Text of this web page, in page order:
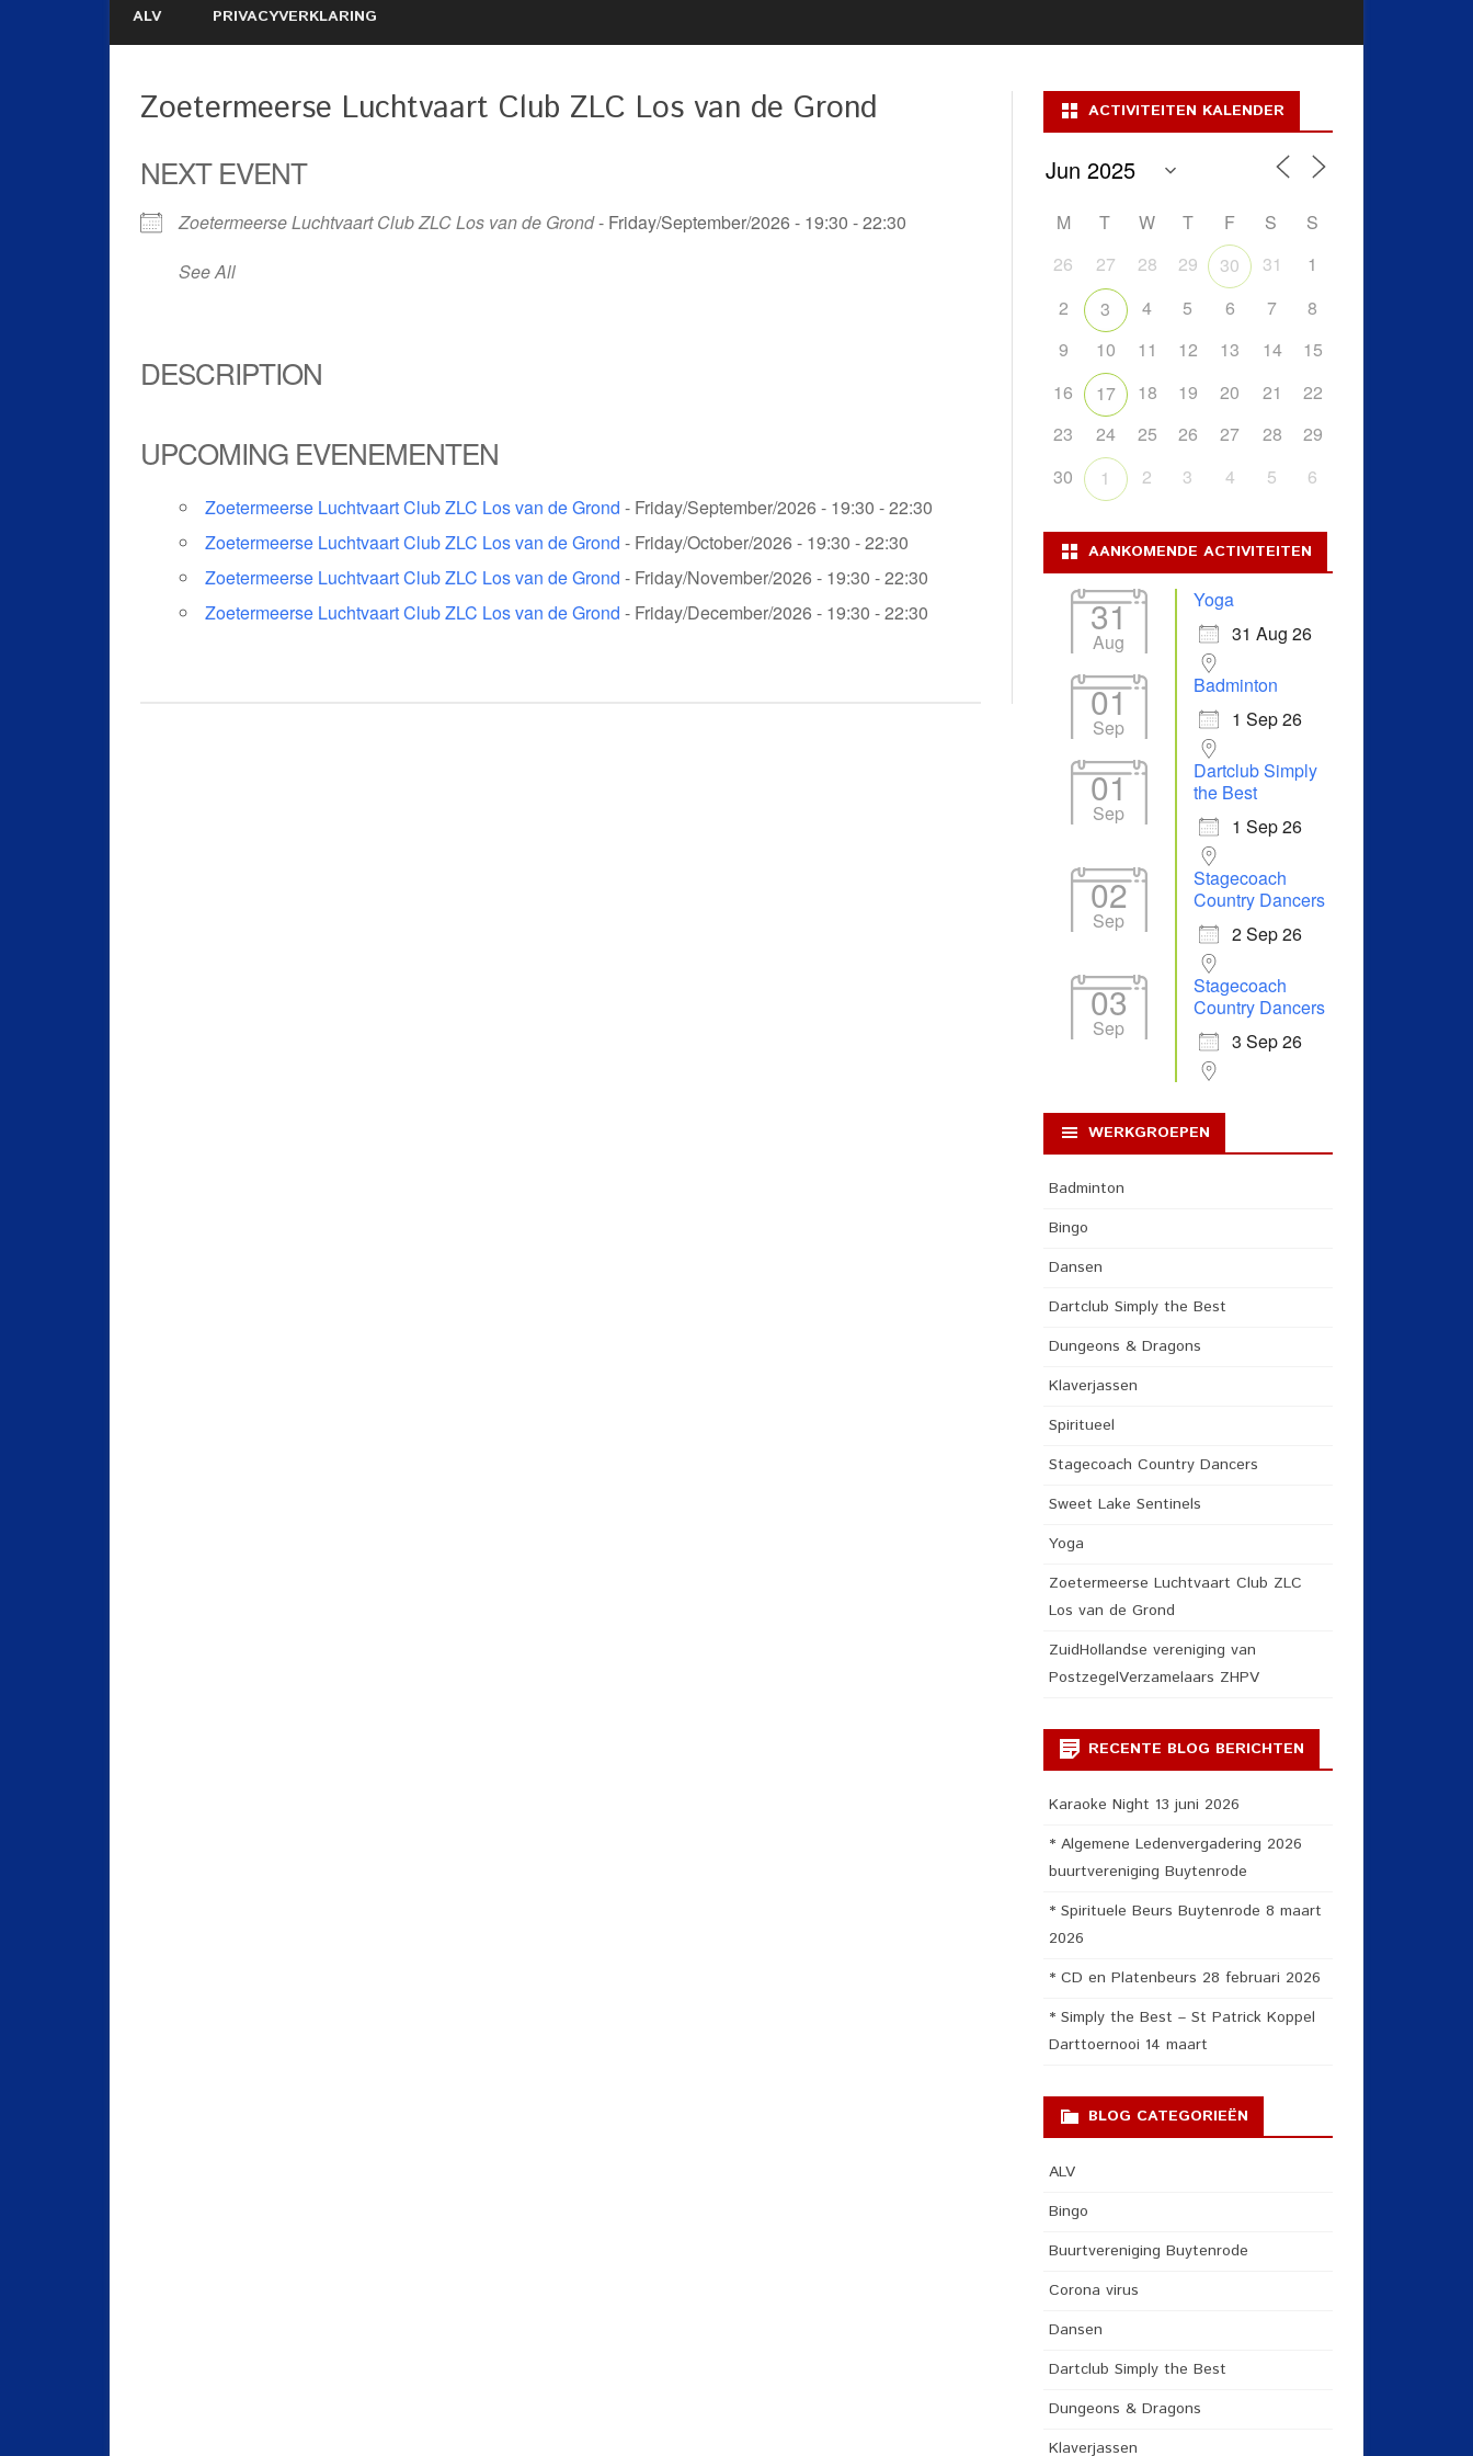
WEBSITE
LOCATIE
ALV PRIVACYVERKLARING
Zoetermeerse Luchtvaart Club ZLC Los van de Grond
NEXT EVENT
Zoetermeerse Luchtvaart Club ZLC Los van de Grond- Friday/September/2026 - 19:30 - 22:30
See All
DESCRIPTION
UPCOMING EVENEMENTEN
Zoetermeerse Luchtvaart Club ZLC Los van de Grond - Friday/September/2026 - 19:30 - 22:30
Zoetermeerse Luchtvaart Club ZLC Los van de Grond - Friday/October/2026 - 19:30 - 22:30
Zoetermeerse Luchtvaart Club ZLC Los van de Grond - Friday/November/2026 - 19:30 - 22:30
Zoetermeerse Luchtvaart Club ZLC Los van de Grond - Friday/December/2026 - 19:30 - 22:30
ACTIVITEITEN KALENDER
M T W T F S
S
26
27 28 29 30 31
1
2
3 4 5 6 7
8
9
10 11 12 13 14
15
16
17 18 19 20 21
22
23
24 25 26 27 28
29
30
1 2 3 4 5 6
AANKOMENDE ACTIVITEITEN
31
Aug
Yoga
31 Aug 26
01
Sep
Badminton
1 Sep 26
01
Sep
Dartclub Simply
the Best
1 Sep 26
02
Sep
Stagecoach
Country Dancers
2 Sep 26
03
Sep
Stagecoach
Country Dancers
3 Sep 26
WERKGROEPEN
Badminton
Bingo
Dansen
Dartclub Simply the Best
Dungeons & Dragons
Klaverjassen
Spiritueel
Stagecoach Country Dancers
Sweet Lake Sentinels
Yoga
Zoetermeerse Luchtvaart Club ZLC
Los van de Grond
ZuidHollandse vereniging van
PostzegelVerzamelaars ZHPV
RECENTE BLOG BERICHTEN
Karaoke Night 13 juni 2026
* Algemene Ledenvergadering 2026
buurtvereniging Buytenrode
* Spirituele Beurs Buytenrode 8 maart
2026
* CD en Platenbeurs 28 februari 2026
* Simply the Best – St Patrick Koppel
Darttoernooi 14 maart
BLOG CATEGORIEËN
ALV
Bingo
Buurtvereniging Buytenrode
Corona virus
Dansen
Dartclub Simply the Best
Dungeons & Dragons
Klaverjassen